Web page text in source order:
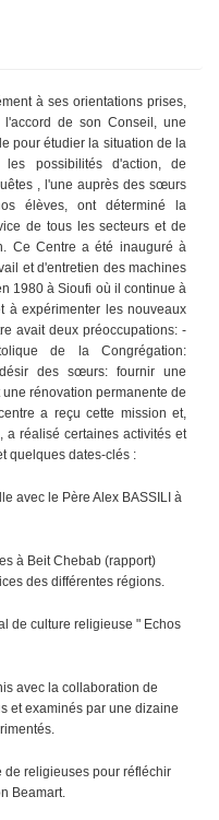
à ses orientations prises,
de son Conseil, une
pour étudier la situation de la
possibilités d'action, de
, l'une auprès des sœurs
élèves, ont déterminé la
de tous les secteurs et de
Ce Centre a été inauguré à
et d'entretien des machines
1980 à Sioufi où il continue à
à expérimenter les nouveaux
avait deux préoccupations: -
de la Congrégation:
des sœurs: fournir une
rénovation permanente de
a reçu cette mission et,
réalisé certaines activités et
quelques dates-clés :
avec le Père Alex BASSILI à
à Beit Chebab (rapport)
des différentes régions.
de culture religieuse " Echos
avec la collaboration de
et examinés par une dizaine
de religieuses pour réfléchir
Beamart.